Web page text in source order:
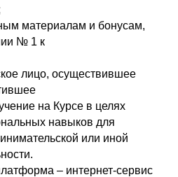
материалам и бонусам,
№ 1 к
лицо, осуществившее
на Курсе в целях
навыков для
или иной
– интернет-сервис